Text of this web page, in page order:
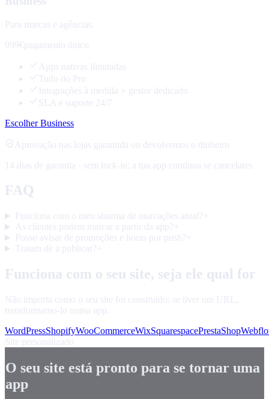
Para marcas e agências.
999€
pagamento único
Apps nativas ilimitadas
Tudo do Pro
Integrações à medida + gestor dedicado
SLA e suporte 24/7
Escolher Business
Aprovação nas lojas garantida ou devolvemos o dinheiro
14 dias de garantia · sem lock-in: a tua app continua se cancelares
FAQ
Funciona com o meu sistema de marcações atual? +
As clientes podem marcar a partir da app? +
Posso avisar de promoções e horas por push? +
Tratam de a publicar? +
Funciona com o seu site, seja ele qual for
Não importa como o seu site foi construído: se tiver um URL,
transformamo-lo numa app.
WordPressShopifyWooCommerceWixSquarespacePrestaShop
Site personalizado
O seu site está pronto para se tornar uma
app